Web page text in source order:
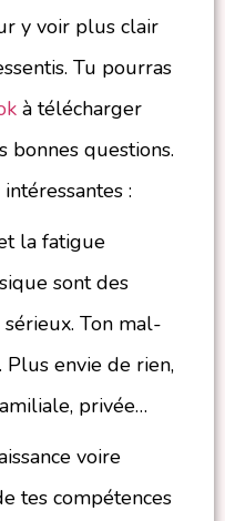
y voir plus clair
Tu pourras
à télécharger
bonnes questions.
:
la fatigue
sont des
Ton mal-
envie de rien,
privée…
voire
tes compétences